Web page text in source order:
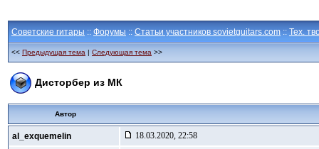
Советские гитары :: Форумы :: Статьи участников sovietguitars.com :: Тех.
<< Предыдущая тема | Следующая тема >>
Дисторбер из МК
Автор
al_exquemelin
18.03.2020, 22:58